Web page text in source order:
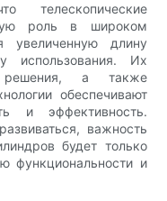
телескопические
роль в широком
увеличенную длину
использования. Их
решения, а также
обеспечивают
и эффективность.
важность
будет только
функциональности и